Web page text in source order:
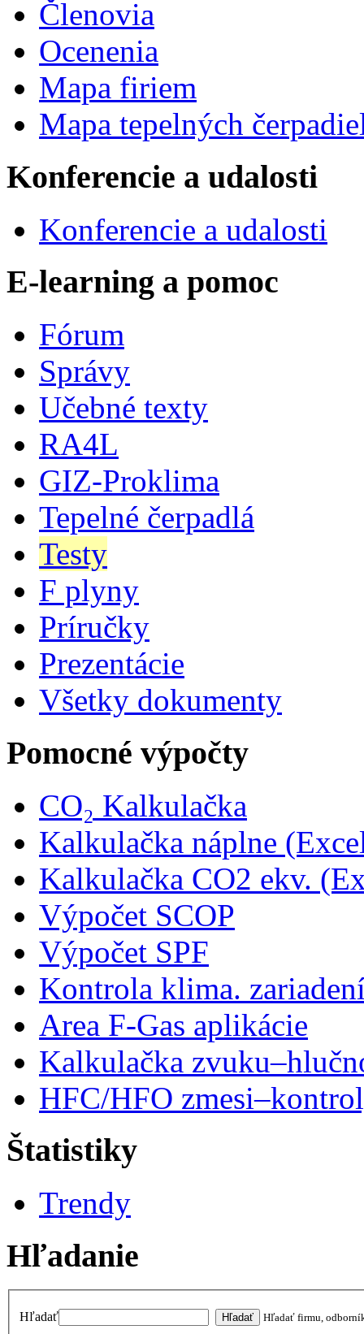
Členovia
Ocenenia
Mapa firiem
Mapa tepelných
Konferencie a udalosti
Konferencie a udalosti
E-learning a pomoc
Fórum
Správy
Učebné texty
RA4L
GIZ-Proklima
Tepelné čerpadlá
Testy
F plyny
Príručky
Prezentácie
Všetky dokumenty
Pomocné výpočty
CO₂ Kalkulačka
Kalkulačka náplne
Kalkulačka CO2 ekv.
Výpočet SCOP
Výpočet SPF
Kontrola klima.
Area F-Gas aplikácie
Kalkulačka
HFC/HFO
Štatistiky
Trendy
Hľadanie
Hľadať Hľadať firmu,